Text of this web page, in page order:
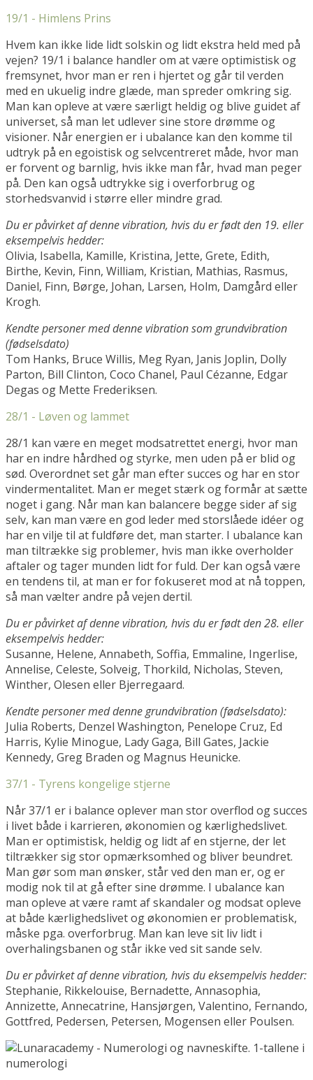
19/1 - Himlens Prins
Hvem kan ikke lide lidt solskin og lidt ekstra held med på
vejen? 19/1 i balance handler om at være optimistisk og
fremsynet, hvor man er ren i hjertet og går til verden
med en ukuelig indre glæde, man spreder omkring sig.
Man kan opleve at være særligt heldig og blive guidet af
universet, så man let udlever sine store drømme og
visioner. Når energien er i ubalance kan den komme til
udtryk på en egoistisk og selvcentreret måde, hvor man
er forvent og barnlig, hvis ikke man får, hvad man peger
på. Den kan også udtrykke sig i overforbrug og
storhedsvanvid i større eller mindre grad.
Du er påvirket af denne vibration, hvis du er født den 19. eller
eksempelvis hedder:
Olivia, Isabella, Kamille, Kristina, Jette, Grete, Edith,
Birthe, Kevin, Finn, William, Kristian, Mathias, Rasmus,
Daniel, Finn, Børge, Johan, Larsen, Holm, Damgård eller
Krogh.
Kendte personer med denne vibration som grundvibration
(fødselsdato)
Tom Hanks, Bruce Willis, Meg Ryan, Janis Joplin, Dolly
Parton, Bill Clinton, Coco Chanel, Paul Cézanne, Edgar
Degas og Mette Frederiksen.
28/1 - Løven og lammet
28/1 kan være en meget modsatrettet energi, hvor man
har en indre hårdhed og styrke, men uden på er blid og
sød. Overordnet set går man efter succes og har en stor
vindermentalitet. Man er meget stærk og formår at sætte
noget i gang. Når man kan balancere begge sider af sig
selv, kan man være en god leder med storslåede idéer og
har en vilje til at fuldføre det, man starter. I ubalance kan
man tiltrække sig problemer, hvis man ikke overholder
aftaler og tager munden lidt for fuld. Der kan også være
en tendens til, at man er for fokuseret mod at nå toppen,
så man vælter andre på vejen dertil.
Du er påvirket af denne vibration, hvis du er født den 28. eller
eksempelvis hedder:
Susanne, Helene, Annabeth, Soffia, Emmaline, Ingerlise,
Annelise, Celeste, Solveig, Thorkild, Nicholas, Steven,
Winther, Olesen eller Bjerregaard.
Kendte personer med denne grundvibration (fødselsdato):
Julia Roberts, Denzel Washington, Penelope Cruz, Ed
Harris, Kylie Minogue, Lady Gaga, Bill Gates, Jackie
Kennedy, Greg Braden og Magnus Heunicke.
37/1 - Tyrens kongelige stjerne
Når 37/1 er i balance oplever man stor overflod og succes
i livet både i karrieren, økonomien og kærlighedslivet.
Man er optimistisk, heldig og lidt af en stjerne, der let
tiltrækker sig stor opmærksomhed og bliver beundret.
Man gør som man ønsker, står ved den man er, og er
modig nok til at gå efter sine drømme. I ubalance kan
man opleve at være ramt af skandaler og modsat opleve
at både kærlighedslivet og økonomien er problematisk,
måske pga. overforbrug. Man kan leve sit liv lidt i
overhalingsbanen og står ikke ved sit sande selv.
Du er påvirket af denne vibration, hvis du eksempelvis hedder:
Stephanie, Rikkelouise, Bernadette, Annasophia,
Annizette, Annecatrine, Hansjørgen, Valentino, Fernando,
Gottfred, Pedersen, Petersen, Mogensen eller Poulsen.